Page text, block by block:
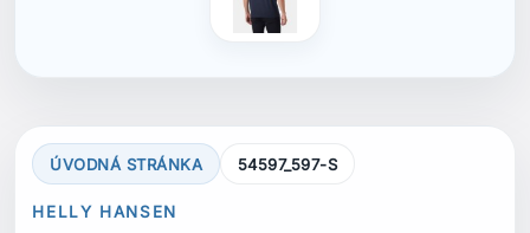
ÚVODNÁ STRÁNKA 54597_597-S
HELLY HANSEN